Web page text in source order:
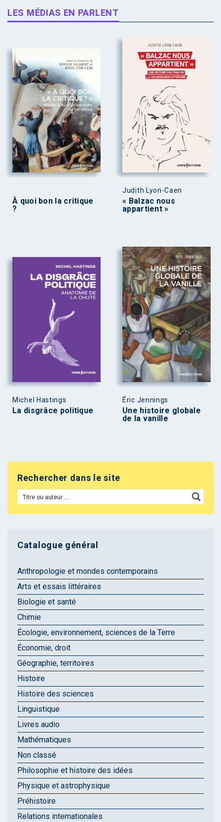
LES MÉDIAS EN PARLENT
À quoi bon la critique
?
Judith Lyon-Caen
« Balzac nous
appartient »
Michel Hastings
La disgrâce politique
Éric Jennings
Une histoire globale
de la vanille
Rechercher dans le site
Catalogue général
Anthropologie et mondes contemporains
Arts et essais littéraires
Biologie et santé
Chimie
Écologie, environnement, sciences de la Terre
Économie, droit
Géographie, territoires
Histoire
Histoire des sciences
Linguistique
Livres audio
Mathématiques
Non classé
Philosophie et histoire des idées
Physique et astrophysique
Préhistoire
Relations internationales